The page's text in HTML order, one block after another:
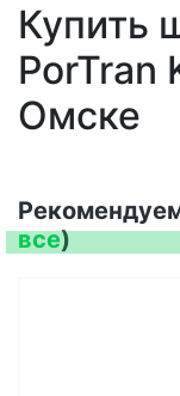
Купить
PorTran
Омске
все)